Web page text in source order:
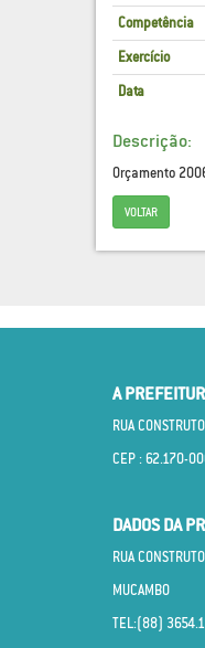
Competência
Exercício
Data
Descrição:
Orçamento
VOLTAR
A
RUA
CEP : 62.170­-
DADOS DA
RUA
MUCAMBO
TEL:(88)